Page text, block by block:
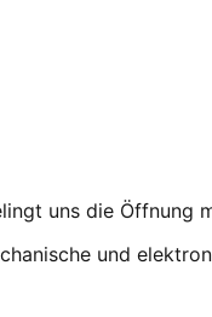
uns die Öffnung
und